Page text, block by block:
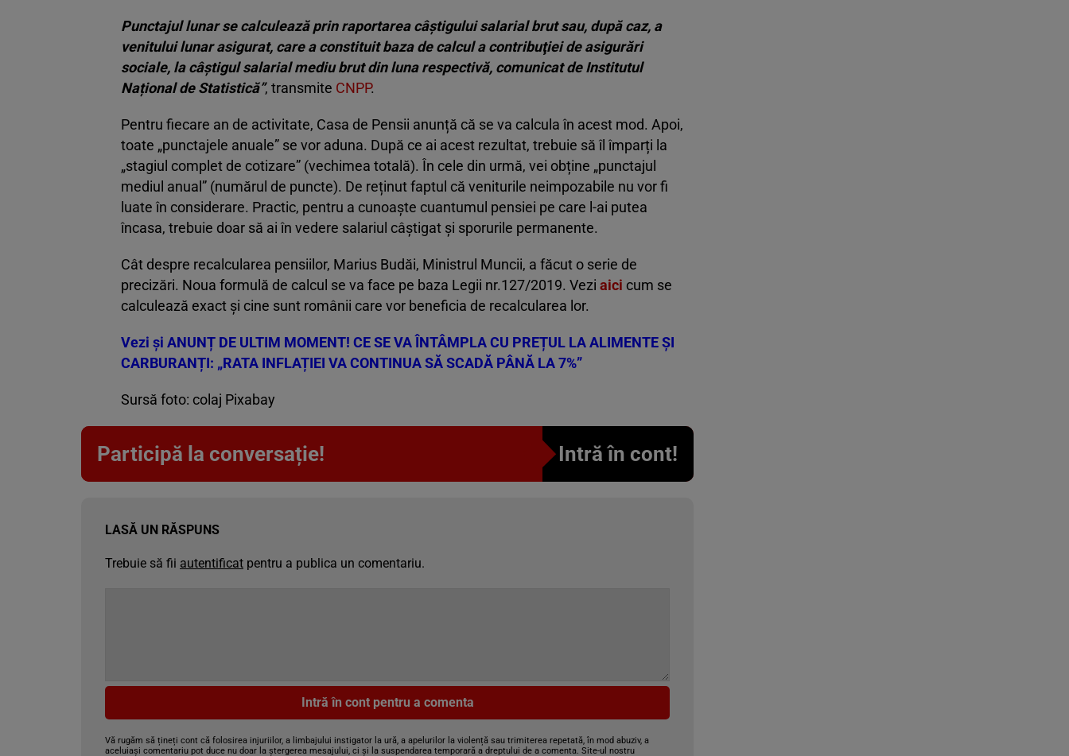
Punctajul lunar se calculează prin raportarea câştigului salarial brut sau, după caz, a
venitului lunar asigurat, care a constituit baza de calcul a contribuţiei de asigurări
sociale, la câştigul salarial mediu brut din luna respectivă, comunicat de Institutul
Național de Statistică”, transmite CNPP.
Pentru fiecare an de activitate, Casa de Pensii anunță că se va calcula în acest mod. Apoi,
toate „punctajele anuale” se vor aduna. După ce ai acest rezultat, trebuie să îl împarți la
„stagiul complet de cotizare” (vechimea totală). În cele din urmă, vei obține „punctajul
mediul anual” (numărul de puncte). De reținut faptul că veniturile neimpozabile nu vor fi
luate în considerare. Practic, pentru a cunoaște cuantumul pensiei pe care l-ai putea
încasa, trebuie doar să ai în vedere salariul câștigat și sporurile permanente.
Cât despre recalcularea pensiilor, Marius Budăi, Ministrul Muncii, a făcut o serie de
precizări. Noua formulă de calcul se va face pe baza Legii nr.127/2019. Vezi aici cum se
calculează exact și cine sunt românii care vor beneficia de recalcularea lor.
Vezi și ANUNȚ DE ULTIM MOMENT! CE SE VA ÎNTÂMPLA CU PREȚUL LA ALIMENTE ȘI
CARBURANȚI: „RATA INFLAȚIEI VA CONTINUA SĂ SCADĂ PÂNĂ LA 7%”
Sursă foto: colaj Pixabay
Participă la conversație! Intră în cont!
LASĂ UN RĂSPUNS
Trebuie să fii autentificat pentru a publica un comentariu.
Intră în cont pentru a comenta
Vă rugăm să țineți cont că folosirea injuriilor, a limbajului instigator la ură, a apelurilor la violență sau trimiterea repetată, în mod abuziv, a
aceluiași comentariu pot duce nu doar la ștergerea mesajului, ci și la suspendarea temporară a dreptului de a comenta. Site-ul nostru